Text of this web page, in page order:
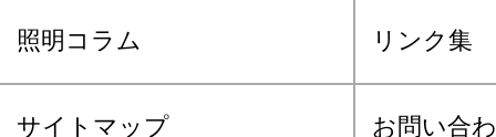
照明コラム リンク集
サイトマップ お問い合